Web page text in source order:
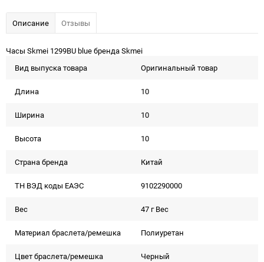
Описание Отзывы
Часы Skmei 1299BU blue бренда Skmei
Вид выпуска товара
Оригинальный товар
Длина 10
Ширина 10
Высота 10
Страна бренда Китай
ТН ВЭД коды ЕАЭС 9102290000
Вес 47 г Вес
Материал браслета/ремешка Полиуретан
Цвет браслета/ремешка Черный